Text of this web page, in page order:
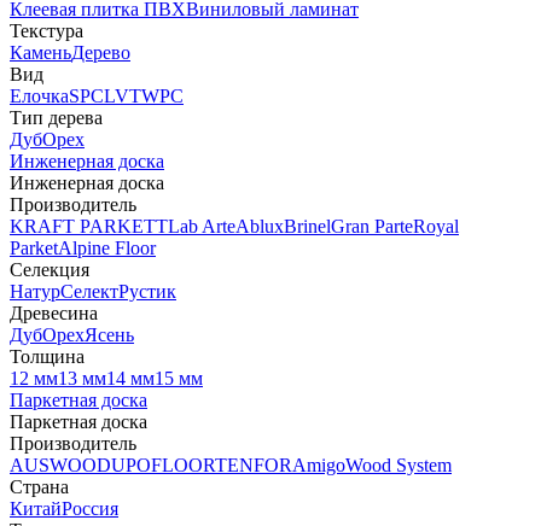
Клеевая плитка ПВХВиниловый ламинат
Текстура
КаменьДерево
Вид
ЕлочкаSPCLVTWPC
Тип дерева
ДубОрех
Инженерная доска
Инженерная доска
Производитель
KRAFT PARKETTLab ArteAbluxBrinelGran ParteRoyal
ParketAlpine Floor
Селекция
НатурСелектРустик
Древесина
ДубОрехЯсень
Толщина
12 мм13 мм14 мм15 мм
Паркетная доска
Паркетная доска
Производитель
AUSWOODUPOFLOORTENFORAmigoWood System
Страна
КитайРоссия